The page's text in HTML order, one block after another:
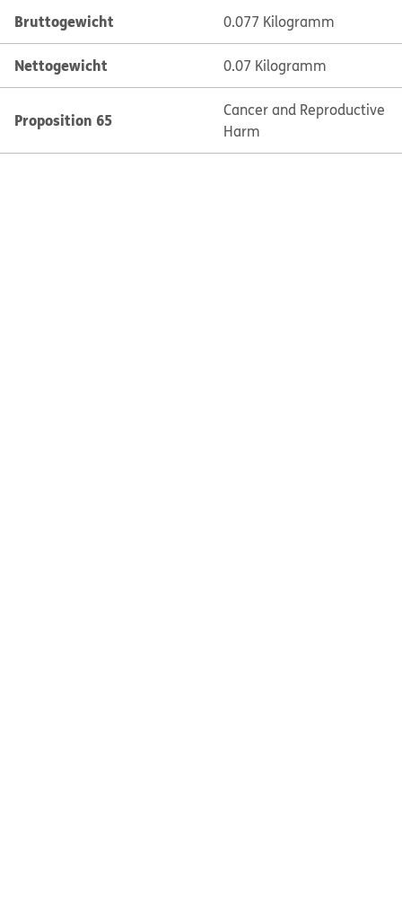
Bruttogewicht 0.077 Kilogramm
Nettogewicht 0.07 Kilogramm
Proposition 65
Cancer and Reproductive
Harm